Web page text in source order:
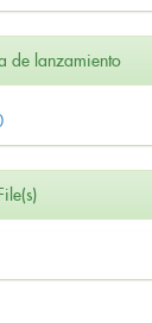
de lanzamiento